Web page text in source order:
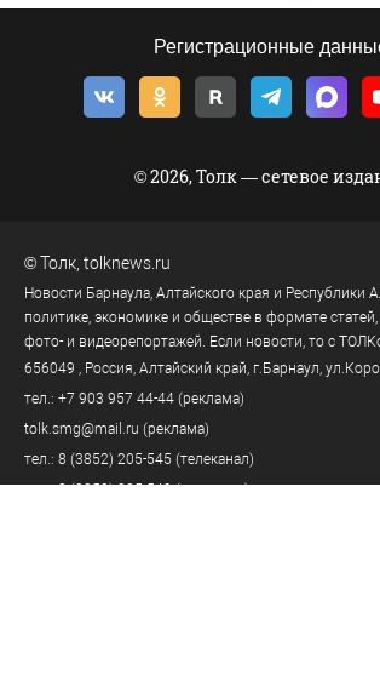
Регистрационные
© 2026, Толк — сетевое
©Толк tolknews.ru
Новости Барнаула, Алтайского края и Республики
политике, экономике и обществе в формате
фото- и видеорепортажей. Если новости, то с
656049 , Россия, Алтайский край, г.Барнаул,
тел.: +7 903 957 44-44 (реклама)
tolk.smg@mail.ru (реклама)
тел.: 8 (3852) 205-545 (телеканал)
тел.:8 (3852) 205-549(редакция)